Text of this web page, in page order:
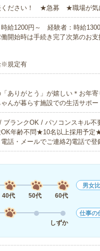
ください！ ★急募 ★職場が気
時給1200円～ 経験者：時給
開始時は手続き完了次第のお支
※規定有
「ありがとう」が嬉しい＊お年
ゃんが暮らす施設での生活サポ
ブランクOK / パソコンスキル不
年齢不問★10名以上採用予
電話・メールでご連絡2)電話で
40代 50代 60代
男女
しずか
仕事の